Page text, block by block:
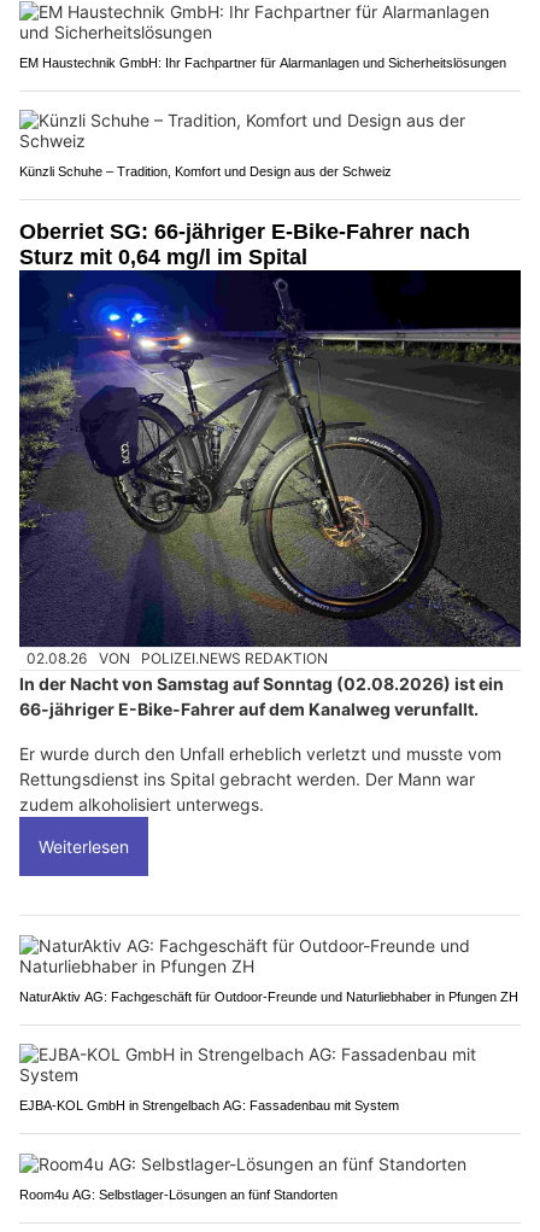
EM Haustechnik GmbH: Ihr Fachpartner für Alarmanlagen und Sicherheitslösungen
Künzli Schuhe – Tradition, Komfort und Design aus der Schweiz
Oberriet SG: 66-jähriger E-Bike-Fahrer nach
Sturz mit 0,64 mg/l im Spital
02.08.26 VON POLIZEI.NEWS REDAKTION
In der Nacht von Samstag auf Sonntag (02.08.2026) ist ein
66-jähriger E-Bike-Fahrer auf dem Kanalweg verunfallt.
Er wurde durch den Unfall erheblich verletzt und musste vom
Rettungsdienst ins Spital gebracht werden. Der Mann war
zudem alkoholisiert unterwegs.
Weiterlesen
NaturAktiv AG: Fachgeschäft für Outdoor-Freunde und Naturliebhaber in Pfungen ZH
EJBA-KOL GmbH in Strengelbach AG: Fassadenbau mit System
Room4u AG: Selbstlager-Lösungen an fünf Standorten